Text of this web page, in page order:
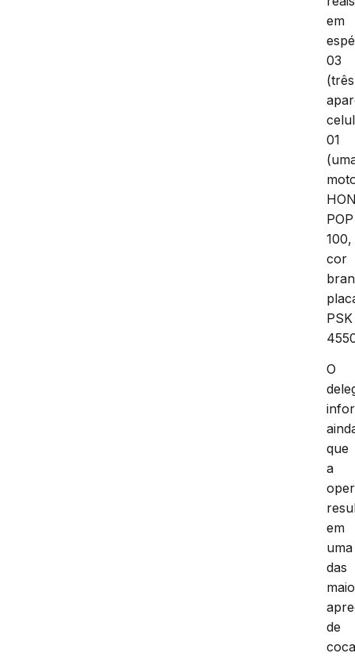
em
03
01
POP
100,
cor
PSK
O
que
a
em
uma
das
de